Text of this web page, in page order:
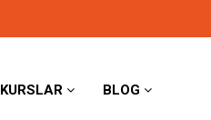
KURSLAR BLOG